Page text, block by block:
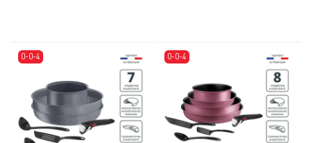
0-0-4 0-0-4